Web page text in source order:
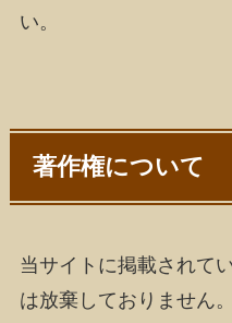
い。
著作権について
当サイトに掲載されて
は放棄しておりません